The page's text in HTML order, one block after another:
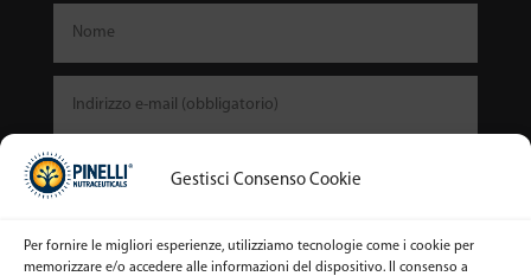
Gestisci Consenso Cookie
Per fornire le migliori esperienze, utilizziamo tecnologie come i cookie per
memorizzare e/o accedere alle informazioni del dispositivo. Il consenso a